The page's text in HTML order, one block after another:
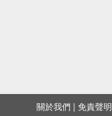
關於我們 | 免責聲明